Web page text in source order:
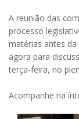
A reunião das
processo
matérias antes
agora para
terça-feira, no
Acompanhe na